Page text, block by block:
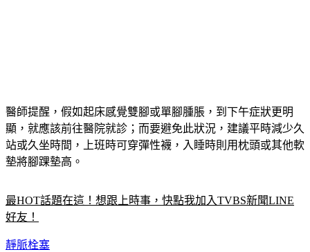
醫師提醒，假如起床感覺雙腳或單腳腫脹，到下午症狀更明
顯，就應該前往醫院就診；而要避免此狀況，建議平時減少久
站或久坐時間，上班時可穿彈性襪，入睡時則用枕頭或其他軟
墊將腳踝墊高。
最HOT話題在這！想跟上時事，快點我加入TVBS新聞LINE
好友！
靜脈栓塞